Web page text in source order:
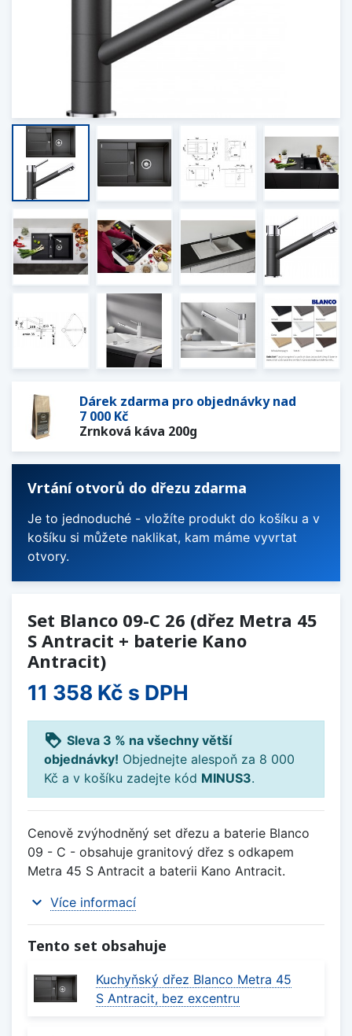
Dárek zdarma pro objednávky nad
7 000 Kč
Zrnková káva 200g
Vrtání otvorů do dřezu zdarma
Je to jednoduché - vložíte produkt do košíku a v
košíku si můžete naklikat, kam máme vyvrtat
otvory.
Set Blanco 09-C 26 (dřez Metra 45
S Antracit + baterie Kano
Antracit)
11 358 Kč s DPH
loyalty Sleva 3 % na všechny větší
objednávky! Objednejte alespoň za 8 000
Kč a v košíku zadejte kód MINUS3.
Cenově zvýhodněný set dřezu a baterie Blanco
09 - C - obsahuje granitový dřez s odkapem
Metra 45 S Antracit a baterii Kano Antracit.
expand_more Více informací
Tento set obsahuje
Kuchyňský dřez Blanco Metra 45
S Antracit, bez excentru